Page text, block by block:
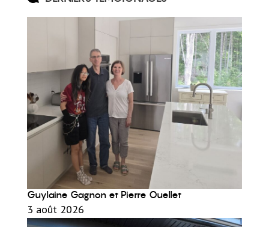
Guylaine Gagnon et Pierre Ouellet
3 août 2026